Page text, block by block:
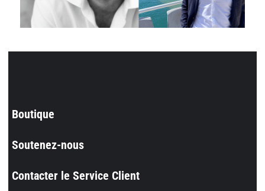
Boutique
Soutenez-nous
Contacter le Service Client